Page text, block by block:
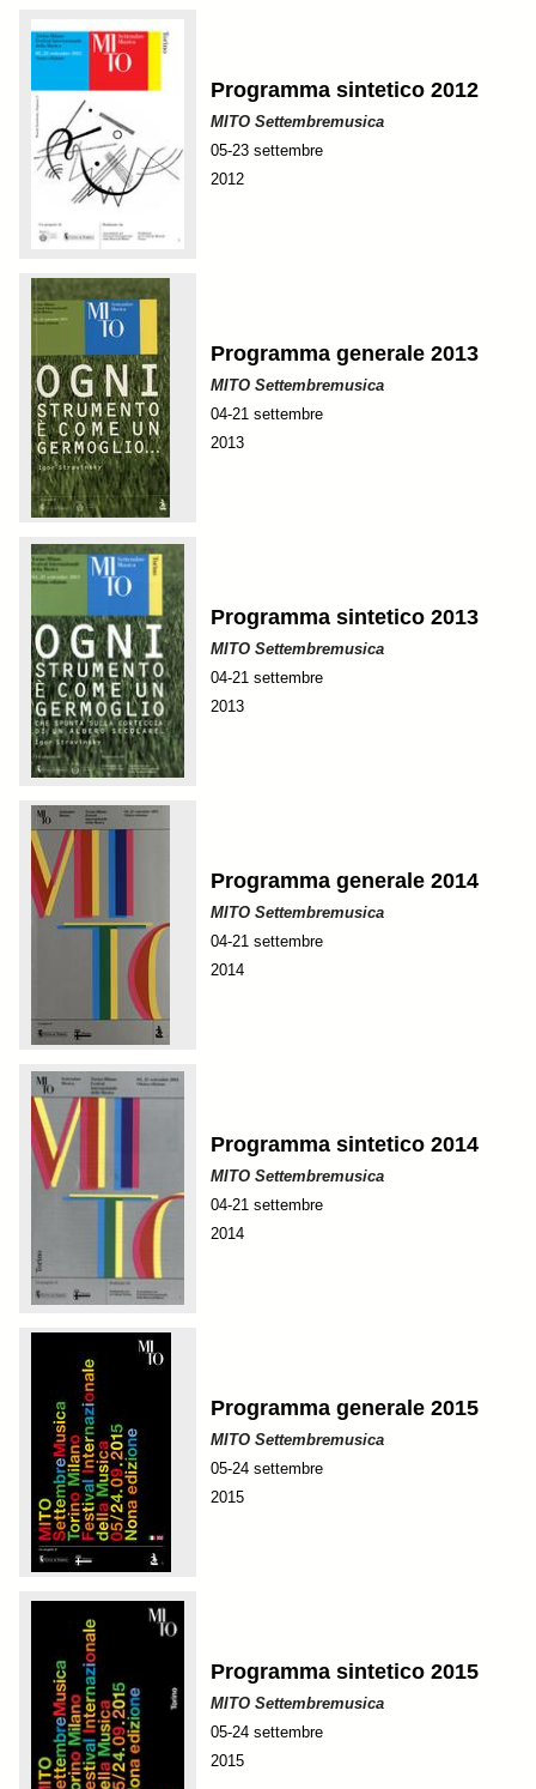
Programma sintetico 2012
MITO Settembremusica
05-23 settembre
2012
Programma generale 2013
MITO Settembremusica
04-21 settembre
2013
Programma sintetico 2013
MITO Settembremusica
04-21 settembre
2013
Programma generale 2014
MITO Settembremusica
04-21 settembre
2014
Programma sintetico 2014
MITO Settembremusica
04-21 settembre
2014
Programma generale 2015
MITO Settembremusica
05-24 settembre
2015
Programma sintetico 2015
MITO Settembremusica
05-24 settembre
2015